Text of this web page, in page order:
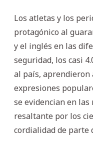
Los atletas y los
protagónico al
y el inglés en las
seguridad, los casi
al país, aprendieron
expresiones
se evidencian en
resaltante por los
cordialidad de parte